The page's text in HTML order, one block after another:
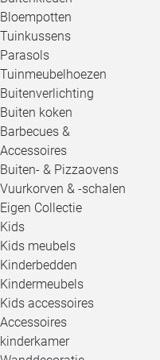
Bloempotten
Tuinkussens
Parasols
Tuinmeubelhoezen
Buitenverlichting
Buiten koken
Barbecues &
Accessoires
Buiten- & Pizzaovens
Vuurkorven & -schalen
Eigen Collectie
Kids
Kids meubels
Kinderbedden
Kindermeubels
Kids accessoires
Accessoires
kinderkamer